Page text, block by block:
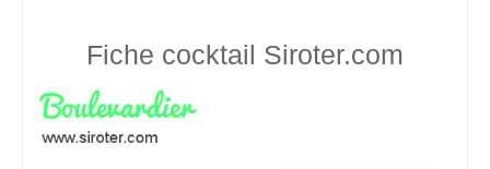
Fiche cocktail Siroter.com